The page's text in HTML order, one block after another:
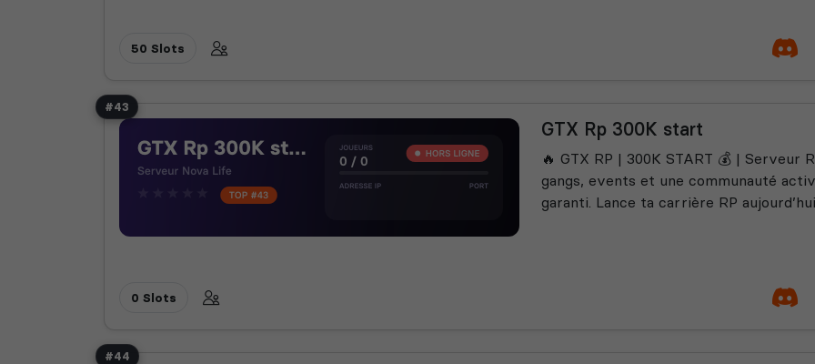
50 Slots
#43
GTX Rp 300K start
🔥 GTX RP | 300K START 💰 | Serveur
gangs, events et une communauté
garanti. Lance ta carrière RP
0 Slots
#44